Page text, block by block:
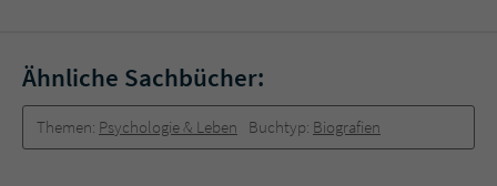
Ähnliche Sachbücher:
Themen: Psychologie & Leben Buchtyp: Biografien